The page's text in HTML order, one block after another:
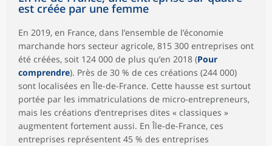
est créée par une femme
En 2019, en France, dans l’ensemble de l’économie
marchande hors secteur agricole, 815 300 entreprises ont
été créées, soit 124 000 de plus qu’en 2018 (Pour
comprendre). Près de 30 % de ces créations (244 000)
sont localisées en Île-de-France. Cette hausse est surtout
portée par les immatriculations de micro-entrepreneurs,
mais les créations d’entreprises dites « classiques »
augmentent fortement aussi. En Île-de-France, ces
entreprises représentent 45 % des entreprises